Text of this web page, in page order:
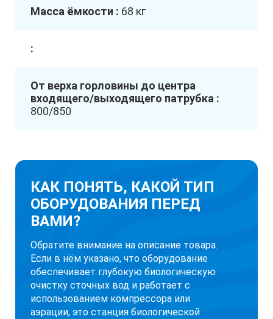
Масса ёмкости : 68 кг
:
От верха горловины до центра
входящего/выходящего патрубка :
800/850
КАК ПОНЯТЬ, КАКОЙ ТИП
ОБОРУДОВАНИЯ ПЕРЕД
ВАМИ?
Обратите внимание на описание товара.
Если в нём указано, что оборудование
обеспечивает глубокую биологическую
очистку сточных вод и работает с
использованием компрессора или
аэрации, это станция биологической